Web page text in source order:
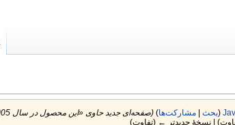
(بحث| مشارکت‌ها) (صفحه‌ای جدید حاوی «این محصول در سال 2005 در یک پروژه تحقیقاتی مربوط به دانشگاه مادرید شروع به کار...» ایجاد کرد)
| نسخهٔ جدیدتر ← (تفاوت)